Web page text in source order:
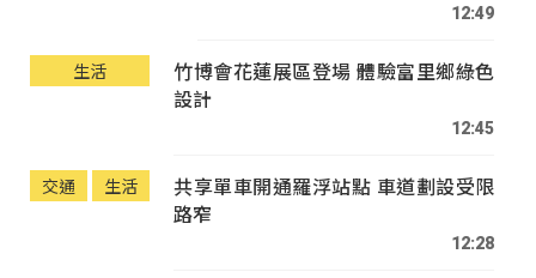
12:49
生活
竹博會花蓮展區登場 體驗富里鄉綠色
設計
12:45
交通 生活
共享單車開通羅浮站點 車道劃設受限
路窄
12:28